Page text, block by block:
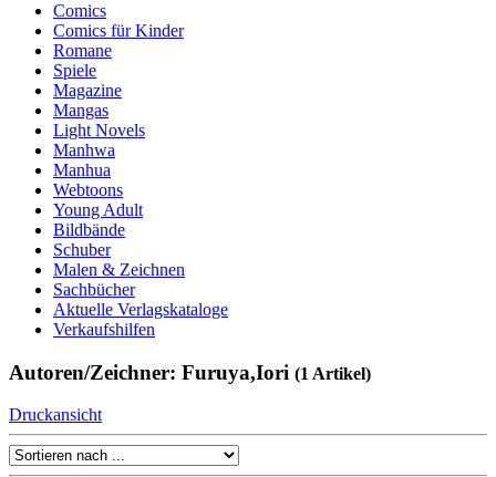
Comics
Comics für Kinder
Romane
Spiele
Magazine
Mangas
Light Novels
Manhwa
Manhua
Webtoons
Young Adult
Bildbände
Schuber
Malen & Zeichnen
Sachbücher
Aktuelle Verlagskataloge
Verkaufshilfen
Autoren/Zeichner: Furuya,Iori (1 Artikel)
Druckansicht